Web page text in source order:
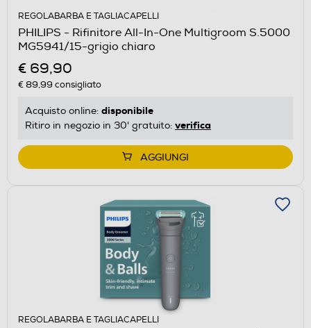
REGOLABARBA E TAGLIACAPELLI
PHILIPS - Rifinitore All-In-One Multigroom S.5000
MG5941/15-grigio chiaro
€ 69,90
€ 89,99 consigliato
Acquisto online: disponibile
Ritiro in negozio in 30' gratuito: verifica
AGGIUNGI
REGOLABARBA E TAGLIACAPELLI